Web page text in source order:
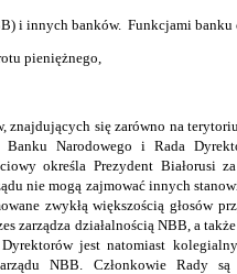
i innych banków. Funkcjami banku
pieniężnego,
znajdujących się zarówno na
Banku Narodowego i Rada
określa Prezydent Białorusi
nie mogą zajmować innych
zwykłą większością głosów
zarządza działalnością NBB, a
jest natomiast
NBB. Członkowie Rady